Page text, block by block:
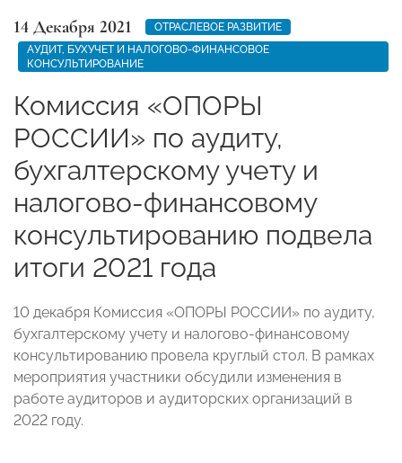
14 Декабря 2021
ОТРАСЛЕВОЕ РАЗВИТИЕ
АУДИТ, БУХУЧЕТ И НАЛОГОВО-ФИНАНСОВОЕ
КОНСУЛЬТИРОВАНИЕ
Комиссия «ОПОРЫ
РОССИИ» по аудиту,
бухгалтерскому учету и
налогово-финансовому
консультированию подвела
итоги 2021 года
10 декабря Комиссия «ОПОРЫ РОССИИ» по аудиту,
бухгалтерскому учету и налогово-финансовому
консультированию провела круглый стол. В рамках
мероприятия участники обсудили изменения в
работе аудиторов и аудиторских организаций в
2022 году.